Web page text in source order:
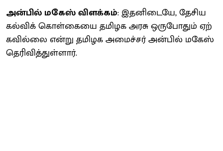
அன்​பில் மகேஸ் விளக்​கம்: இதனிடையே, தேசிய
கல்விக் கொள்​கையை தமிழக அரசு ஒரு​போதும் ஏற்​
க​வில்லை என்று தமிழக அமைச்​சர் அன்​பில் மகேஸ்
தெரி​வித்​துள்​ளார்.